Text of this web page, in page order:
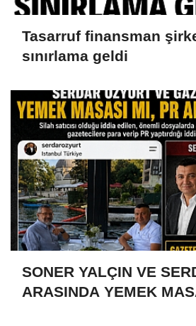
Tasarruf finansman
sınırlama geldi
SONER YALÇIN VE
ARASINDA YEMEK